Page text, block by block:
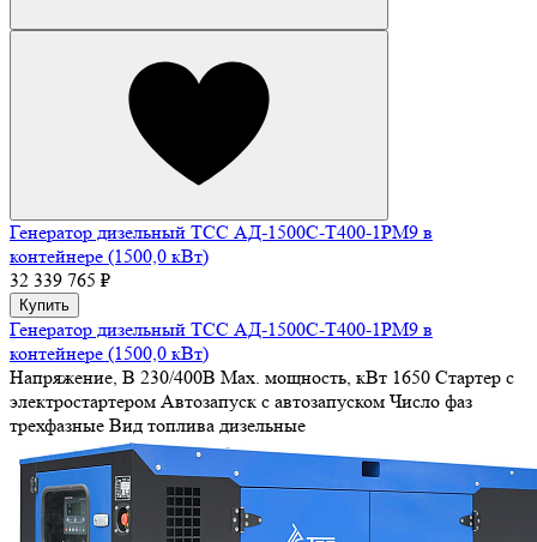
Генератор дизельный ТСС АД-1500С-Т400-1РМ9 в
контейнере (1500,0 кВт)
32 339 765 ₽
Купить
Генератор дизельный ТСС АД-1500С-Т400-1РМ9 в
контейнере (1500,0 кВт)
Напряжение, В 230/400В Max. мощность, кВт 1650 Стартер с
электростартером Автозапуск с автозапуском Число фаз
трехфазные Вид топлива дизельные